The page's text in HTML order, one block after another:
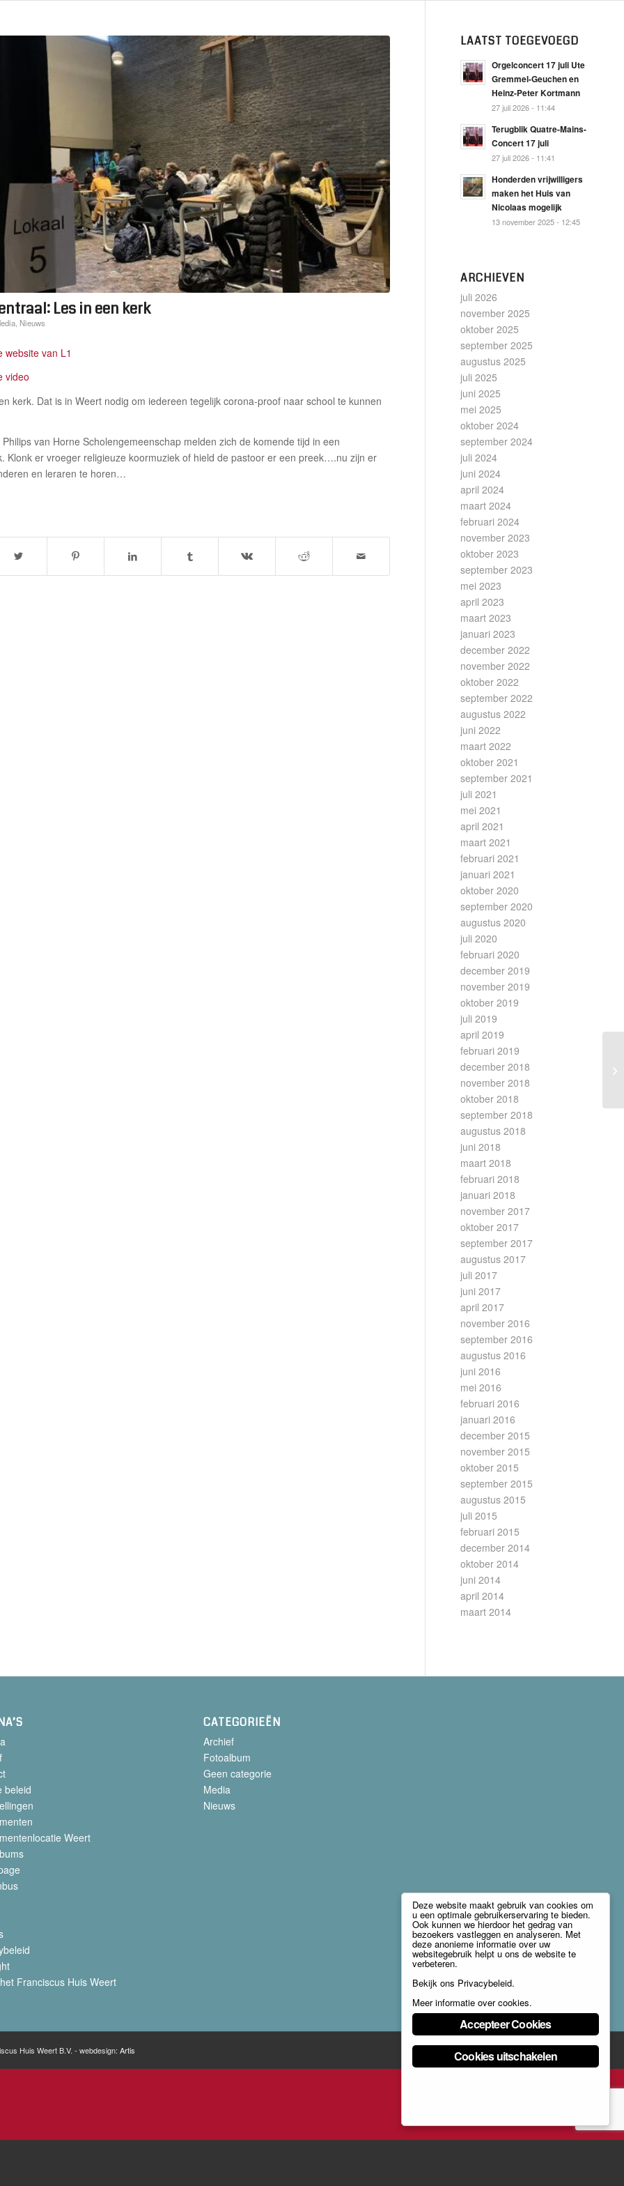
Les in een kerk
Nieuws
website van L1
video
kerk. Dat is in Weert nodig om iedereen tegelijk corona-proof naar school te kunnen
van Horne Scholengemeenschap melden zich de komende tijd in een
Klonk er vroeger religieuze koormuziek of hield de pastoor er een preek….nu zijn er
en leraren te horen…
LAATST TOEGEVOEGD
Orgelconcert 17 juli Ute
Gremmel-Geuchen en
Heinz-Peter Kortmann
27 juli 2026 - 11:44
Terugblik Quatre-Mains-
Concert 17 juli
27 juli 2026 - 11:41
Honderden vrijwilligers
maken het Huis van
Nicolaas mogelijk
13 november 2025 - 12:45
ARCHIEVEN
juli 2026
november 2025
oktober 2025
september 2025
augustus 2025
juli 2025
juni 2025
mei 2025
oktober 2024
september 2024
juli 2024
juni 2024
april 2024
maart 2024
februari 2024
november 2023
oktober 2023
september 2023
mei 2023
april 2023
maart 2023
januari 2023
december 2022
november 2022
oktober 2022
september 2022
augustus 2022
juni 2022
maart 2022
oktober 2021
september 2021
juli 2021
mei 2021
april 2021
maart 2021
februari 2021
januari 2021
oktober 2020
september 2020
augustus 2020
juli 2020
februari 2020
december 2019
november 2019
oktober 2019
juli 2019
april 2019
februari 2019
december 2018
november 2018
oktober 2018
september 2018
augustus 2018
juni 2018
maart 2018
februari 2018
januari 2018
november 2017
oktober 2017
september 2017
augustus 2017
juli 2017
juni 2017
april 2017
november 2016
september 2016
augustus 2016
juni 2016
mei 2016
februari 2016
januari 2016
december 2015
november 2015
oktober 2015
september 2015
augustus 2015
juli 2015
februari 2015
december 2014
oktober 2014
juni 2014
april 2014
maart 2014
beleid
Weert
Franciscus Huis Weert
CATEGORIEËN
Archief
Fotoalbum
Geen categorie
Media
Nieuws
Huis Weert B.V. - webdesign: Artis
Deze website maakt gebruik van cookies om
u een optimale gebruikerservaring te bieden.
Ook kunnen we hierdoor het gedrag van
bezoekers vastleggen en analyseren. Met
deze anonieme informatie over uw
websitegebruik helpt u ons de website te
verbeteren.
Bekijk ons Privacybeleid.
Meer informatie over cookies.
Accepteer Cookies
Cookies uitschakelen